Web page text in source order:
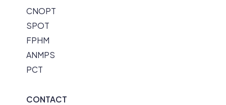
CNOPT
SPOT
FPHM
ANMPS
PCT
CONTACT